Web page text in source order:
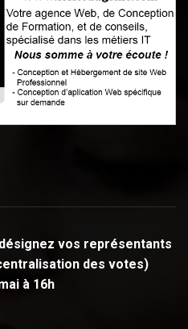
vos représentants
des votes)
à 16h